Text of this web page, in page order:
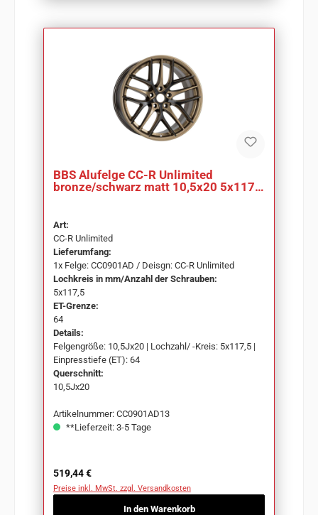
BBS Alufelge CC-R Unlimited
bronze/schwarz matt 10,5x20 5x117,5
Art:
CC-R Unlimited
Lieferumfang:
1x Felge: CC0901AD / Deisgn: CC-R Unlimited
Lochkreis in mm/Anzahl der Schrauben:
5x117,5
ET-Grenze:
64
Details:
Felgengröße: 10,5Jx20 | Lochzahl/ -Kreis: 5x117,5 |
Einpresstiefe (ET): 64
Querschnitt:
10,5Jx20
Artikelnummer: CC0901AD13
**Lieferzeit: 3-5 Tage
Regulärer Preis:
519,44 €
Preise inkl. MwSt. zzgl. Versandkosten
In den Warenkorb